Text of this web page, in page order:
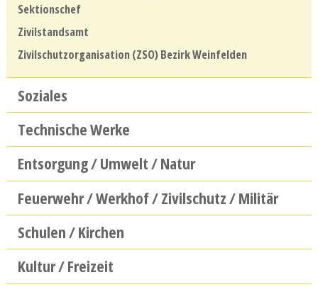
Sektionschef
Zivilstandsamt
Zivilschutzorganisation (ZSO) Bezirk Weinfelden
Soziales
Technische Werke
Entsorgung / Umwelt / Natur
Feuerwehr / Werkhof / Zivilschutz / Militär
Schulen / Kirchen
Kultur / Freizeit